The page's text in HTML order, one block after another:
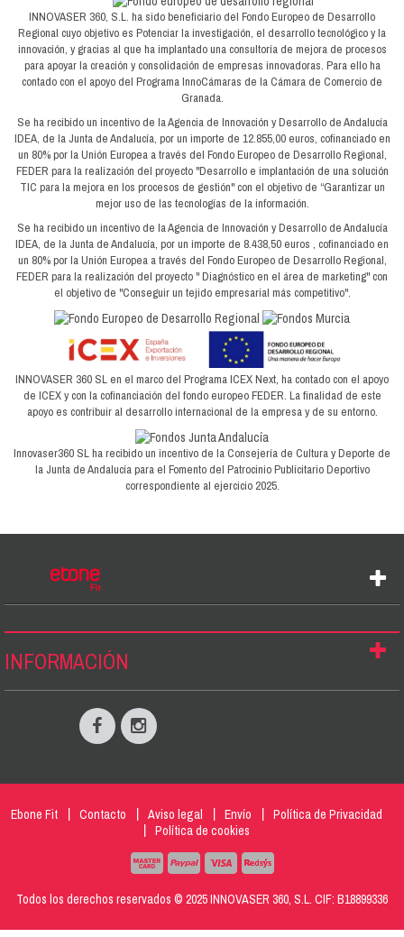
INNOVASER 360, S.L. ha sido beneficiario del Fondo Europeo de Desarrollo
Regional cuyo objetivo es Potenciar la investigación, el desarrollo tecnológico y la
innovación, y gracias al que ha implantado una consultoría de mejora de procesos
para apoyar la creación y consolidación de empresas innovadoras. Para ello ha
contado con el apoyo del Programa InnoCámaras de la Cámara de Comercio de
Granada.
Se ha recibido un incentivo de la Agencia de Innovación y Desarrollo de Andalucía
IDEA, de la Junta de Andalucía, por un importe de 12.855,00 euros, cofinanciado en
un 80% por la Unión Europea a través del Fondo Europeo de Desarrollo Regional,
FEDER para la realización del proyecto "Desarrollo e implantación de una solución
TIC para la mejora en los procesos de gestión" con el objetivo de “Garantizar un
mejor uso de las tecnologías de la información.
Se ha recibido un incentivo de la Agencia de Innovación y Desarrollo de Andalucía
IDEA, de la Junta de Andalucía, por un importe de 8.438,50 euros , cofinanciado en
un 80% por la Unión Europea a través del Fondo Europeo de Desarrollo Regional,
FEDER para la realización del proyecto " Diagnóstico en el área de marketing" con
el objetivo de "Conseguir un tejido empresarial más competitivo".
INNOVASER 360 SL en el marco del Programa ICEX Next, ha contado con el apoyo
de ICEX y con la cofinanciación del fondo europeo FEDER. La finalidad de este
apoyo es contribuir al desarrollo internacional de la empresa y de su entorno.
Innovaser360 SL ha recibido un incentivo de la Consejería de Cultura y Deporte de
la Junta de Andalucía para el Fomento del Patrocinio Publicitario Deportivo
correspondiente al ejercicio 2025.
INFORMACIÓN
Ebone Fit Contacto Aviso legal Envío
Política de Privacidad
Política de cookies
Todos los derechos reservados © 2025 INNOVASER 360, S.L. CIF: B18899336